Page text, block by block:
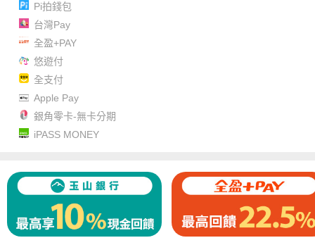
Pi拍錢包
台灣Pay
全盈+PAY
悠遊付
全支付
Apple Pay
銀角零卡-無卡分期
iPASS MONEY